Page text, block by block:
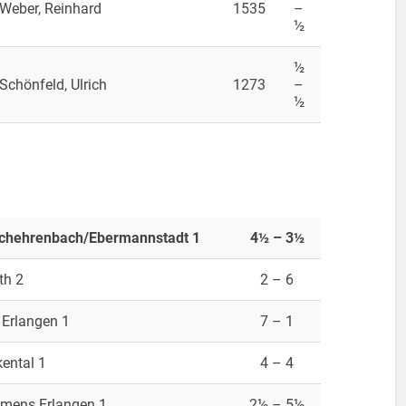
Reinhard 1535
–
½
Ulrich 1273
½
–
½
Ebermannstadt 1 4½ – 3½
2 2 – 6
1 7 – 1
1 4 – 4